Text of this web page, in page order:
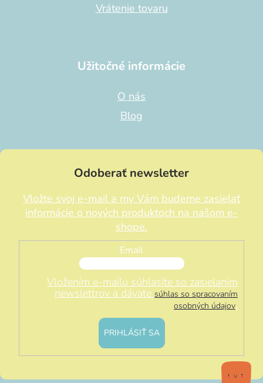
Vrátenie tovaru
Užitočné informácie
O nás
Blog
Odoberať newsletter
Vložte svoj e-mail a my Vám budeme zasielať
informácie o nových produktoch na našom e-
shope.
Email
Vložením e-mailu súhlasíte so zasielaním
newslettrov a dávate súhlas so spracovaním
osobných údajov.
PRIHLÁSIŤ SA